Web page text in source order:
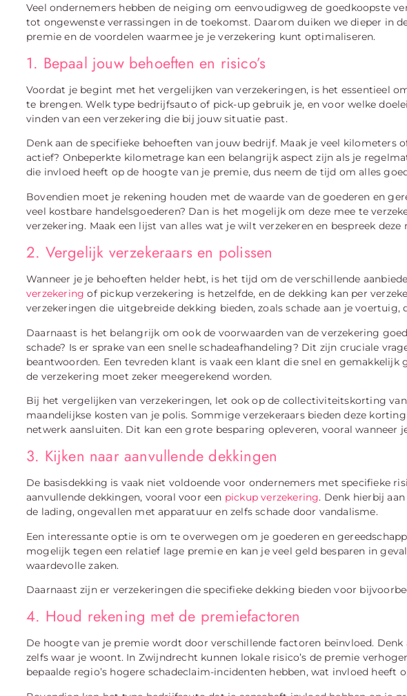
Veel ondernemers hebben de neiging om eenvoudigweg de goedkoopste
tot ongewenste verrassingen in de toekomst. Daarom duiken we dieper in
premie en de voordelen waarmee je je verzekering kunt optimaliseren.
1. Bepaal jouw behoeften en risico’s
Voordat je begint met het vergelijken van verzekeringen, is het essentieel
te brengen. Welk type bedrijfsauto of pick-up gebruik je, en voor welke
vinden van een verzekering die bij jouw situatie past.
Denk aan de specifieke behoeften van jouw bedrijf. Maak je veel kilometers
actief? Onbeperkte kilometrage kan een belangrijk aspect zijn als je
die invloed heeft op de hoogte van je premie, dus neem de tijd om alles
Bovendien moet je rekening houden met de waarde van de goederen en
veel kostbare handelsgoederen? Dan is het mogelijk om deze mee te
verzekering. Maak een lijst van alles wat je wilt verzekeren en bespreek
2. Vergelijk verzekeraars en polissen
Wanneer je je behoeften helder hebt, is het tijd om de verschillende
verzekering of pickup verzekering is hetzelfde, en de dekking kan per
verzekeringen die uitgebreide dekking bieden, zoals schade aan je voertuig,
Daarnaast is het belangrijk om ook de voorwaarden van de verzekering
schade? Is er sprake van een snelle schadeafhandeling? Dit zijn cruciale
beantwoorden. Een tevreden klant is vaak een klant die snel en
de verzekering moet zeker meegerekend worden.
Bij het vergelijken van verzekeringen, let ook op de collectiviteitskorting
maandelijkse kosten van je polis. Sommige verzekeraars bieden deze
netwerk aansluiten. Dit kan een grote besparing opleveren, vooral wanneer
3. Kijken naar aanvullende dekkingen
De basisdekking is vaak niet voldoende voor ondernemers met specifieke
aanvullende dekkingen, vooral voor een pickup verzekering. Denk hierbij
de lading, ongevallen met apparatuur en zelfs schade door vandalisme.
Een interessante optie is om te overwegen om je goederen en
mogelijk tegen een relatief lage premie en kan je veel geld besparen in
waardevolle zaken.
Daarnaast zijn er verzekeringen die specifieke dekking bieden voor
4. Houd rekening met de premiefactoren
De hoogte van je premie wordt door verschillende factoren beïnvloed.
zelfs waar je woont. In Zwijndrecht kunnen lokale risico’s de premie
bepaalde regio’s hogere schadeclaim-incidenten hebben, wat invloed heeft